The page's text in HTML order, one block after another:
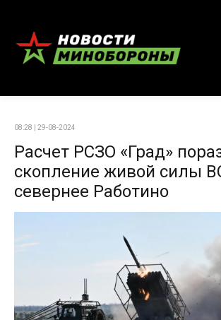
08:28 | 29-08-2024
Расчет РСЗО «Град»
скопление живой силы
севернее Работино